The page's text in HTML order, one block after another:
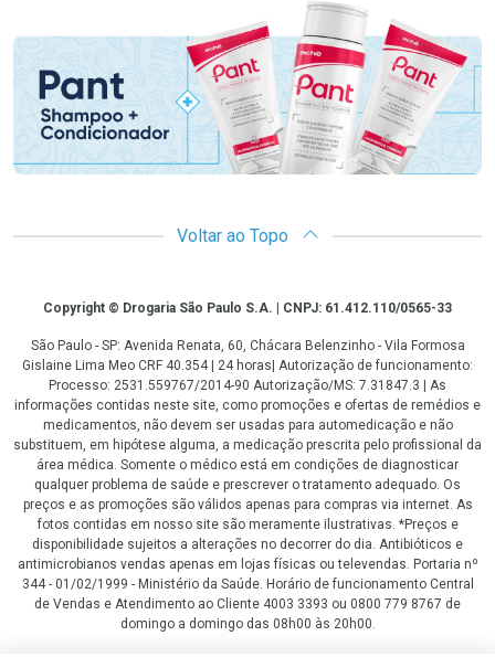
Promoção em Destaque
Voltar ao Topo
CopyrightCopyright © Drogaria São Paulo S.A. | CNPJ: 61.412.110/0565-33
São Paulo - SP: Avenida Renata, 60, Chácara Belenzinho - Vila Formosa
Gislaine Lima Meo CRF 40.354 | 24 horas| Autorização de funcionamento:
Processo: 2531.559767/2014-90 Autorização/MS: 7.31847.3 | As
informações contidas neste site, como promoções e ofertas de remédios e
medicamentos, não devem ser usadas para automedicação e não
substituem, em hipótese alguma, a medicação prescrita pelo profissional da
área médica. Somente o médico está em condições de diagnosticar
qualquer problema de saúde e prescrever o tratamento adequado. Os
preços e as promoções são válidos apenas para compras via internet. As
fotos contidas em nosso site são meramente ilustrativas. *Preços e
disponibilidade sujeitos a alterações no decorrer do dia. Antibióticos e
antimicrobianos vendas apenas em lojas físicas ou televendas. Portaria nº
344 - 01/02/1999 - Ministério da Saúde. Horário de funcionamento Central
de Vendas e Atendimento ao Cliente 4003 3393 ou 0800 779 8767 de
domingo a domingo das 08h00 às 20h00.